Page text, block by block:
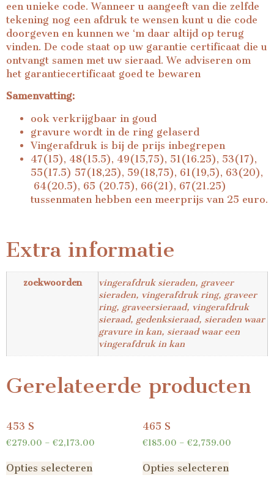
een unieke code. Wanneer u aangeeft van die zelfde
tekening nog een afdruk te wensen kunt u die code
doorgeven en kunnen we ‘m daar altijd op terug
vinden. De code staat op uw garantie certificaat die u
ontvangt samen met uw sieraad. We adviseren om
het garantiecertificaat goed te bewaren
Samenvatting:
ook verkrijgbaar in goud
gravure wordt in de ring gelaserd
Vingerafdruk is bij de prijs inbegrepen
47(15), 48(15.5), 49(15,75), 51(16.25), 53(17),
55(17.5) 57(18,25), 59(18,75), 61(19,5), 63(20),
64(20.5), 65 (20.75), 66(21), 67(21.25)
tussenmaten hebben een meerprijs van 25 euro.
Extra informatie
zoekwoorden
vingerafdruk sieraden, graveer
sieraden, vingerafdruk ring, graveer
ring, graveersieraad, vingerafdruk
sieraad, gedenksieraad, sieraden waar
gravure in kan, sieraad waar een
vingerafdruk in kan
Gerelateerde producten
453 S
€279.00 – €2,173.00
Opties selecteren
465 S
€185.00 – €2,759.00
Opties selecteren